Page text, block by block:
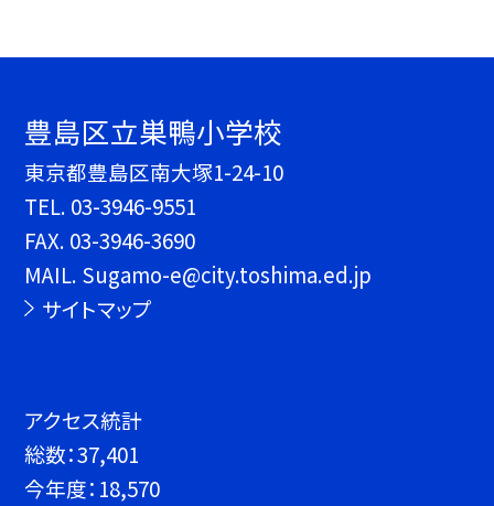
豊島区立巣鴨小学校
東京都豊島区南大塚1-24-10
TEL. 03-3946-9551
FAX. 03-3946-3690
MAIL. Sugamo-e@city.toshima.ed.jp
サイトマップ
アクセス統計
総数：37,401
今年度： 18,570